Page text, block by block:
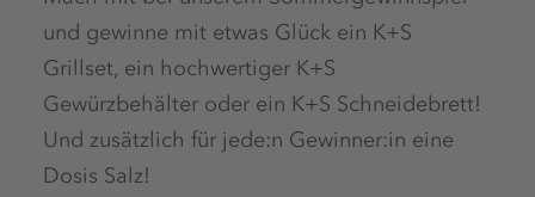
und gewinne mit etwas Glück ein K+S
Grillset, ein hochwertiger K+S
Gewürzbehälter oder ein K+S Schneidebrett!
Und zusätzlich für jede:n Gewinner:in eine
Dosis Salz!